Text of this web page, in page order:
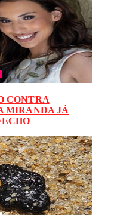
CONTRA
MIRANDA JÁ